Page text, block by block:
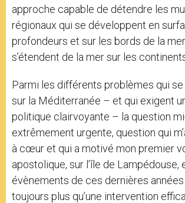
approche capable de détendre les
régionaux qui se développent en
profondeurs et sur les bords de la
s’étendent de la mer sur les
Parmi les différents problèmes qui
sur la Méditerranée – et qui exigent
politique clairvoyante – la question
extrêmement urgente, question qui
à cœur et qui a motivé mon premier
apostolique, sur l’île de Lampédouse,
évènements de ces dernières
toujours plus qu’une intervention